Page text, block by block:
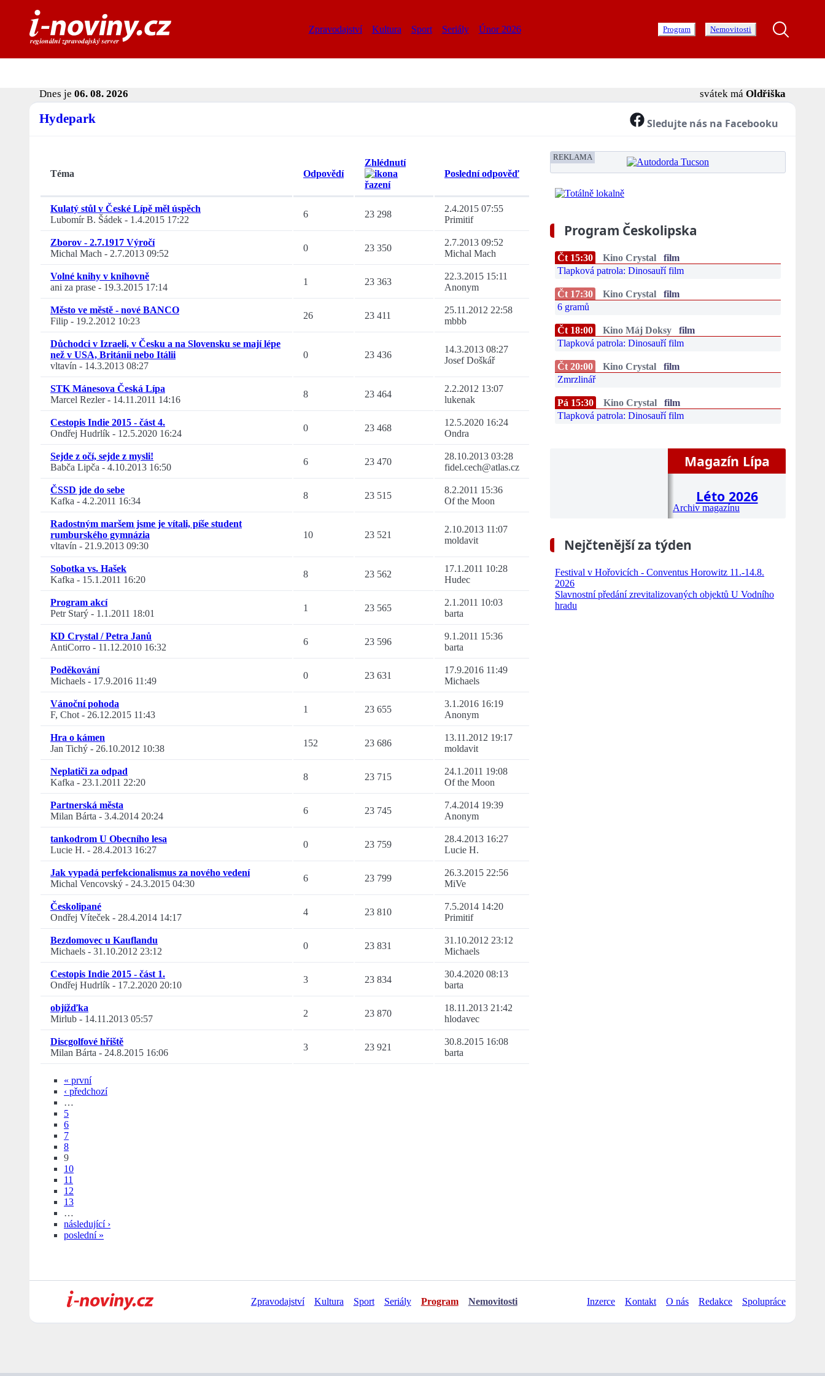
Zpravodajství Kultura Sport Seriály Únor 2026 Program Nemovitosti
Dnes je 06. 08. 2026 svátek má Oldřiška
Hydepark Sledujte nás na Facebooku
Téma Odpovědí
Zhlédnutí
Poslední odpověď
Kulatý stůl v České Lípě měl úspěch
Lubomír B. Šádek - 1.4.2015 17:22
6 23 298
2.4.2015 07:55
Primitif
Zborov - 2.7.1917 Výročí
Michal Mach - 2.7.2013 09:52
0 23 350
2.7.2013 09:52
Michal Mach
Volné knihy v knihovně
ani za prase - 19.3.2015 17:14
1 23 363
22.3.2015 15:11
Anonym
Město ve městě - nové BANCO
Filip - 19.2.2012 10:23
26 23 411
25.11.2012 22:58
mbbb
Důchodci v Izraeli, v Česku a na Slovensku se mají lépe
než v USA, Británii nebo Itálii
vltavín - 14.3.2013 08:27
0 23 436
14.3.2013 08:27
Josef Doškář
STK Mánesova Česká Lípa
Marcel Rezler- 14.11.2011 14:16
8 23 464
2.2.2012 13:07
lukenak
Cestopis Indie 2015 - část 4.
Ondřej Hudrlík - 12.5.2020 16:24
0 23 468
12.5.2020 16:24
Ondra
Sejde z očí, sejde z mysli!
Babča Lipča - 4.10.2013 16:50
6 23 470
28.10.2013 03:28
fidel.cech@atlas.cz
ČSSD jde do sebe
Kafka - 4.2.2011 16:34
8 23 515
8.2.2011 15:36
Of the Moon
Radostným maršem jsme je vítali, píše student
rumburského gymnázia
vltavín - 21.9.2013 09:30
10 23 521
2.10.2013 11:07
moldavit
Sobotka vs. Hašek
Kafka - 15.1.2011 16:20
8 23 562
17.1.2011 10:28
Hudec
Program akcí
Petr Starý - 1.1.2011 18:01
1 23 565
2.1.2011 10:03
barta
KD Crystal / Petra Janů
AntiCorro - 11.12.2010 16:32
6 23 596
9.1.2011 15:36
barta
Poděkování
Michaels - 17.9.2016 11:49
0 23 631
17.9.2016 11:49
Michaels
Vánoční pohoda
F, Chot- 26.12.2015 11:43
1 23 655
3.1.2016 16:19
Anonym
Hra o kámen
Jan Tichý - 26.10.2012 10:38
152 23 686
13.11.2012 19:17
moldavit
Neplatiči za odpad
Kafka - 23.1.2011 22:20
8 23 715
24.1.2011 19:08
Of the Moon
Partnerská města
Milan Bárta - 3.4.2014 20:24
6 23 745
7.4.2014 19:39
Anonym
tankodrom U Obecního lesa
Lucie H. - 28.4.2013 16:27
0 23 759
28.4.2013 16:27
Lucie H.
Jak vypadá perfekcionalismus za nového vedení
Michal Vencovský - 24.3.2015 04:30
6 23 799
26.3.2015 22:56
MiVe
Českolipané
Ondřej Víteček - 28.4.2014 14:17
4 23 810
7.5.2014 14:20
Primitif
Bezdomovec u Kauflandu
Michaels - 31.10.2012 23:12
0 23 831
31.10.2012 23:12
Michaels
Cestopis Indie 2015 - část 1.
Ondřej Hudrlík - 17.2.2020 20:10
3 23 834
30.4.2020 08:13
barta
objížďka
Mirlub - 14.11.2013 05:57
2 23 870
18.11.2013 21:42
hlodavec
Discgolfové hřiště
Milan Bárta - 24.8.2015 16:06
3 23 921
30.8.2015 16:08
barta
« první
‹ předchozí
…
5
6
7
8
9
10
11
12
13
…
následující ›
poslední »
REKLAMA
Program Českolipska
Čt 15:30 Kino Crystal
film
Tlapková patrola: Dinosauří film
Čt 17:30 Kino Crystal
film
6 gramů
Čt 18:00 Kino Máj Doksy
film
Tlapková patrola: Dinosauří film
Čt 20:00 Kino Crystal
film
Zmrzlinář
Pá 15:30 Kino Crystal
film
Tlapková patrola: Dinosauří film
Magazín Lípa
Léto 2026
Archiv magazínu
Nejčtenější za týden
Festival v Hořovicích - Conventus Horowitz 11.-14.8.
2026
Slavnostní předání zrevitalizovaných objektů U Vodního
hradu
Zpravodajství Kultura Sport Seriály Program Nemovitosti Inzerce Kontakt O nás Redakce Spolupráce